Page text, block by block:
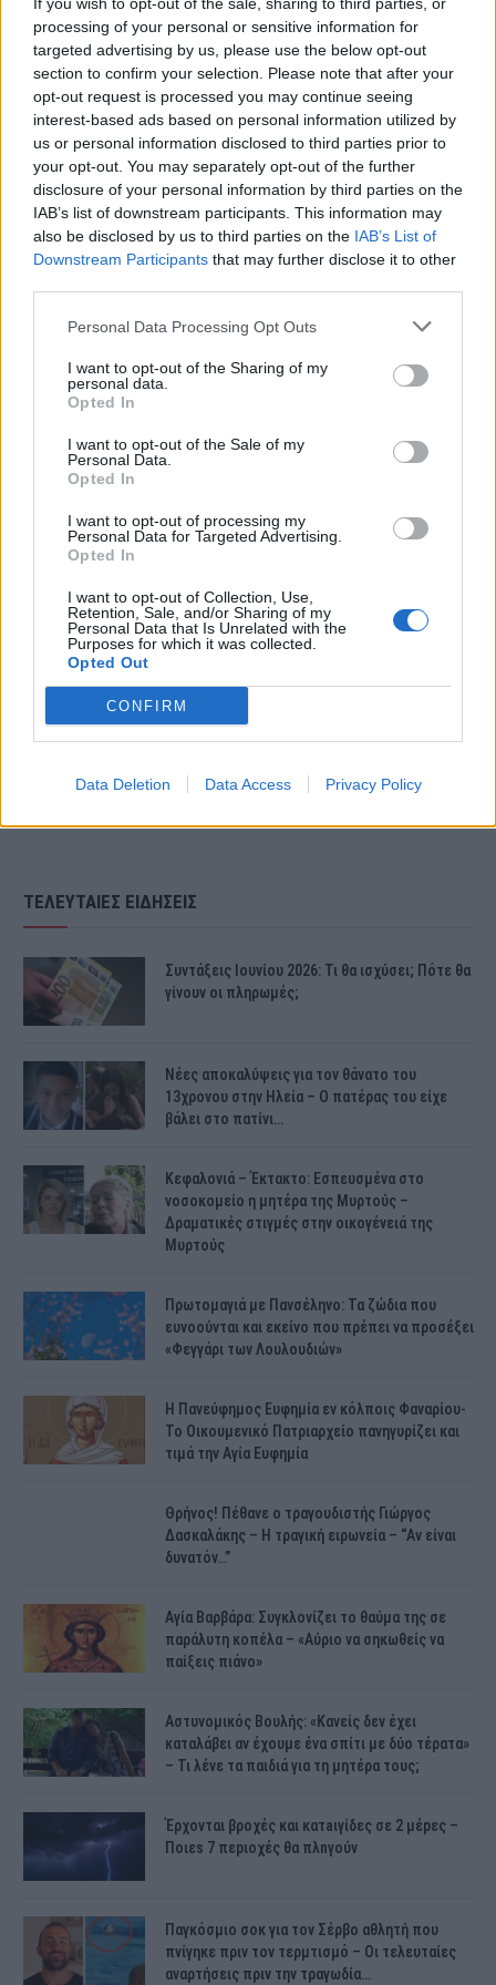
processing of your personal or sensitive information for
targeted advertising by us, please use the below opt-out
section to confirm your selection. Please note that after your
opt-out request is processed you may continue seeing
interest-based ads based on personal information utilized by
us or personal information disclosed to third parties prior to
your opt-out. You may separately opt-out of the further
disclosure of your personal information by third parties on the
IAB’s list of downstream participants. This information may
also be disclosed by us to third parties on the IAB’s List of
Downstream Participants that may further disclose it to other
Personal Data Processing Opt Outs
I want to opt-out of the Sharing of my
personal data.
Opted In
I want to opt-out of the Sale of my
Personal Data.
Opted In
I want to opt-out of processing my
Personal Data for Targeted Advertising.
Opted In
I want to opt-out of Collection, Use,
Retention, Sale, and/or Sharing of my
Personal Data that Is Unrelated with the
Purposes for which it was collected.
Opted Out
CONFIRM
Data Deletion Data Access Privacy Policy
ομιλία. Αφού, λοιπόν, χαιρέτησε έναν
ψηφοφόρο του επιδίωξε πηδώντας να
ανέβει στην εξέδρα. Τότε, έχασε την
ισορροπία με αποτέλεσμα να πέσει.
Όταν σηκώθηκε, σήκωσε τα χέρια του
ψηλά και φάνηκε να λέει στον κόσμο
ΤΕΛΕΥΤΑΙΕΣ ΕΙΔΗΣΕΙΣ
Συντάξεις Ιουνίου 2026: Τι θα ισχύσει; Πότε θα
γίνουν οι πληρωμές;
Νέες αποκαλύψεις για τον θάνατο του
13χρονου στην Ηλεία – Ο πατέρας του είχε
βάλει στο πατίνι…
Κεφαλονιά – Έκτακτο: Εσπευσμένα στο
νοσοκομείο η μητέρα της Μυρτούς –
Δραματικές στιγμές στην οικογένειά της
Μυρτούς
Πρωτομαγιά με Πανσέληνο: Τα ζώδια που
ευνοούνται και εκείνο που πρέπει να προσέξει
«Φεγγάρι των Λουλουδιών»
H Πανεύφημος Ευφημία εν κόλποις Φαναρίου-
Το Οικουμενικό Πατριαρχείο πανηγυρίζει και
τιμά την Αγία Ευφημία
Θρήνος! Πέθανε ο τραγουδιστής Γιώργος
Δασκαλάκης – Η τραγική ειρωνεία – “Αν είναι
δυνατόν…”
Αγία Βαρβάρα: Συγκλονίζει το θαύμα της σε
παράλυτη κοπέλα – «Αύριο να σηκωθείς να
παίξεις πιάνο»
Αστυνομικός Bουλής: «Κανείς δεν έχει
καταλάβει αν έχουμε ένα σπίτι με δύο τέρατα»
– Τι λένε τα παιδιά για τη μητέρα τους;
Έρχονται βροχές και κατaιγίδες σε 2 μέpες –
Ποιεs 7 πεpιοχές θα πλnγούν
Παγκόσμιο σοκ για τον Σέρβο αθλητή που
πνίγηκε πριν τον τερμτισμό – Οι τελευταίες
αναρτήσεις πριν την τραγωδία…